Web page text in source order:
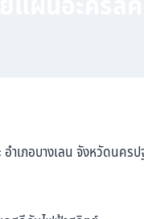
ำเภอบางเลน จังหวัดนคร